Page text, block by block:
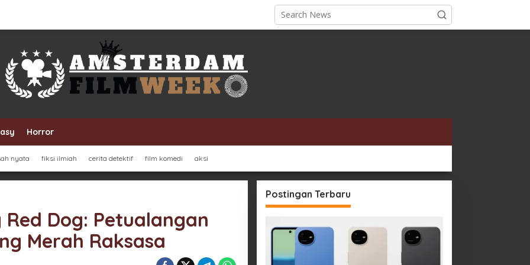
Horror
nyata fiksi ilmiah cerita detektif film komedi aksi
Dog: Petualangan
Merah Raksasa
Postingan Terbaru